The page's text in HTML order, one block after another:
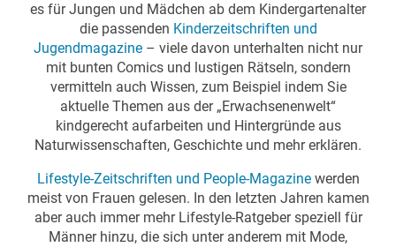
es für Jungen und Mädchen ab dem Kindergartenalter
die passenden Kinderzeitschriften und
Jugendmagazine – viele davon unterhalten nicht nur
mit bunten Comics und lustigen Rätseln, sondern
vermitteln auch Wissen, zum Beispiel indem Sie
aktuelle Themen aus der „Erwachsenenwelt“
kindgerecht aufarbeiten und Hintergründe aus
Naturwissenschaften, Geschichte und mehr erklären.
Lifestyle-Zeitschriften und People-Magazinewerden
meist von Frauen gelesen. In den letzten Jahren kamen
aber auch immer mehr Lifestyle-Ratgeber speziell für
Männer hinzu, die sich unter anderem mit Mode,